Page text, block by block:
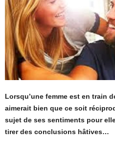
Lorsqu’une femme est en train
aimerait bien que ce soit
sujet de ses sentiments pour
tirer des conclusions hâtives…